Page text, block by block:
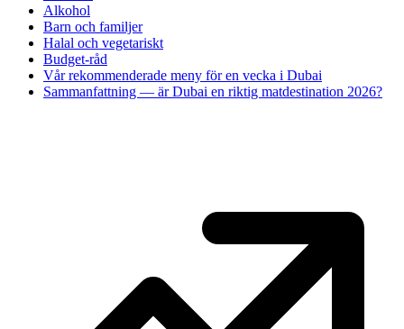
Alkohol
Barn och familjer
Halal och vegetariskt
Budget-råd
Vår rekommenderade meny för en vecka i Dubai
Sammanfattning — är Dubai en riktig matdestination 2026?